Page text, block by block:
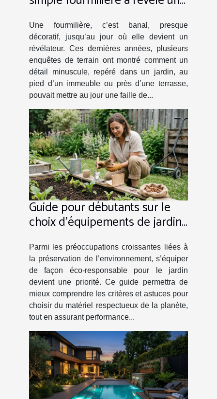
Une fourmilière, c’est banal, presque
décoratif, jusqu’au jour où elle devient un
révélateur. Ces dernières années, plusieurs
enquêtes de terrain ont montré comment un
détail minuscule, repéré dans un jardin, au
pied d’un immeuble ou près d’une terrasse,
pouvait mettre au jour une faille de...
Guide pour débutants sur le
choix d'équipements de jardin
Parmi les préoccupations croissantes liées à
la préservation de l’environnement, s’équiper
de façon éco-responsable pour le jardin
devient une priorité. Ce guide permettra de
mieux comprendre les critères et astuces pour
choisir du matériel respectueux de la planète,
tout en assurant performance...